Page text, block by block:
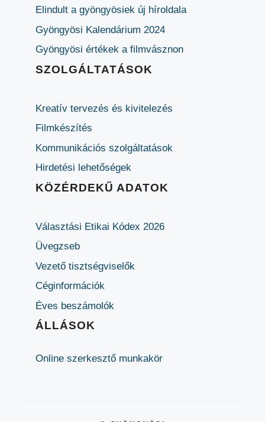
Elindult a gyöngyösiek új híroldala
Gyöngyösi Kalendárium 2024
Gyöngyösi értékek a filmvásznon
SZOLGÁLTATÁSOK
Kreatív tervezés és kivitelezés
Filmkészítés
Kommunikációs szolgáltatások
Hirdetési lehetőségek
KÖZÉRDEKŰ ADATOK
Választási Etikai Kódex 2026
Üvegzseb
Vezető tisztségviselők
Céginformációk
Éves beszámolók
ÁLLÁSOK
Online szerkesztő munkakör